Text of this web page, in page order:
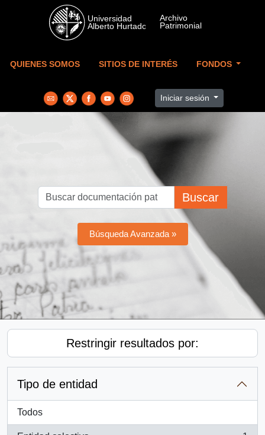
Skip to main content
QUIENES SOMOS SITIOS DE INTERÉS FONDOS
Iniciar sesión
Buscar
Búsqueda Avanzada »
Restringir resultados por:
Tipo de entidad
Todos